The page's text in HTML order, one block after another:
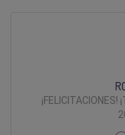
¡FELICITACIONES!